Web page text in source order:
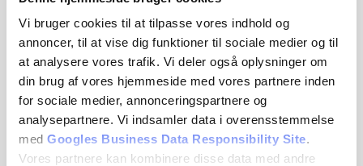
Vi bruger cookies til at tilpasse vores indhold og
annoncer, til at vise dig funktioner til sociale medier og til
at analysere vores trafik. Vi deler også oplysninger om
din brug af vores hjemmeside med vores partnere inden
for sociale medier, annonceringspartnere og
analysepartnere. Vi indsamler data i overensstemmelse
med Googles Business Data Responsibility Site.
Vores partnere kan kombinere disse data med andre
Vi tilbyder nem tidsbestilling online og gennemskuelige
priser – der er ingen skjulte gebyrer, og du får altid fuldt
overblik, inden arbejdet går i gang. Derfor kan du med
fordel vælge JF Auto, når din bil skal til reparation.
Book tid i dag